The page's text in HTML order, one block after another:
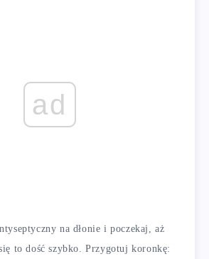
ad
na dłonie i poczekaj, aż
to dość szybko. Przygotuj koronkę: